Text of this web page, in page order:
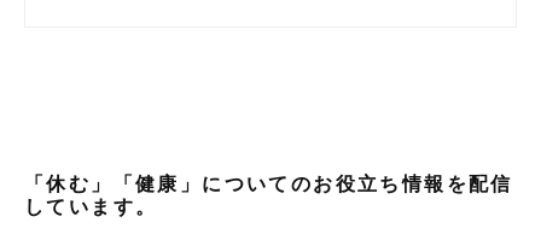
「休む」「健康」についてのお役立ち情報を配信
しています。